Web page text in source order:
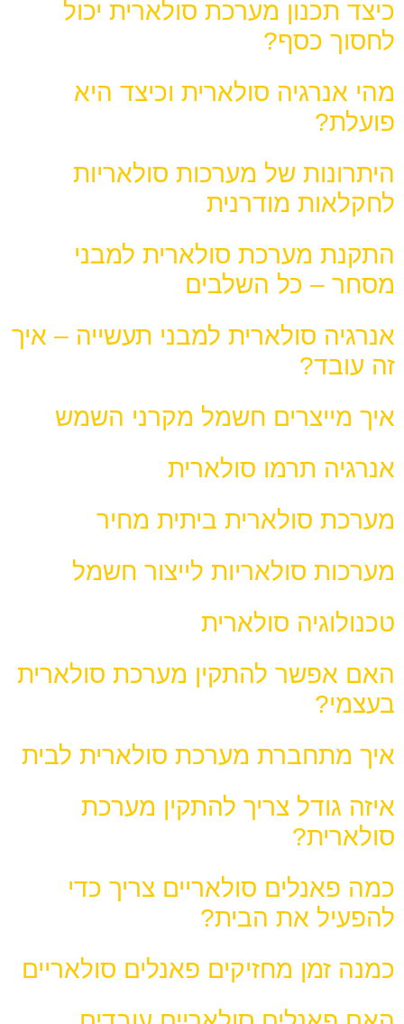
כיצד תכנון מערכת סולארית יכול
לחסוך כסף?
מהי אנרגיה סולארית וכיצד היא
פועלת?
היתרונות של מערכות סולאריות
לחקלאות מודרנית
התקנת מערכת סולארית למבני
מסחר – כל השלבים
אנרגיה סולארית למבני תעשייה – איך
זה עובד?
איך מייצרים חשמל מקרני השמש
אנרגיה תרמו סולארית
מערכת סולארית ביתית מחיר
מערכות סולאריות לייצור חשמל
טכנולוגיה סולארית
האם אפשר להתקין מערכת סולארית
בעצמי?
איך מתחברת מערכת סולארית לבית
איזה גודל צריך להתקין מערכת
סולארית?
כמה פאנלים סולאריים צריך כדי
להפעיל את הבית?
כמנה זמן מחזיקים פאנלים סולאריים